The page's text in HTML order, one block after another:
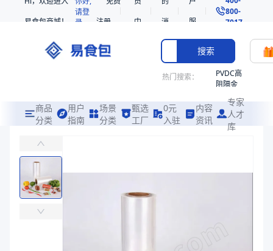
易食包商城！
请登
录
注册
中
消
息
服
务
800-
7017
搜索
热门搜索：
PVDC高
阻隔金
共挤热
收缩袋
商品
分类
用户
指南
场景
分类
甄选
工厂
0元
入驻
内容
资讯
专家
人才
库
易食包（EPAK）专注于黑猪实力肉肠（黑胡椒味）印刷上膜包装，提
￥21.4286 ~ ￥21.6327
商品参数
商品分类